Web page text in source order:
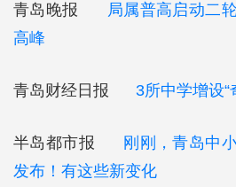
青岛晚报
局属普高启动二
高峰
青岛财经日报 3所中学增设“
半岛都市报
刚刚，青岛中
发布！有这些新变化